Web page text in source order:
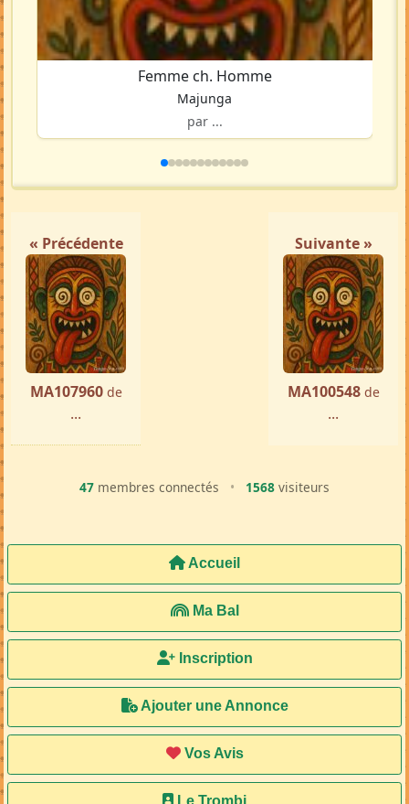
Femme ch. Homme
Majunga
par ...
« Précédente
MA107960 de
...
Suivante »
MA100548 de
...
47 membres connectés • 1568 visiteurs
Accueil
Ma Bal
Inscription
Ajouter une Annonce
Vos Avis